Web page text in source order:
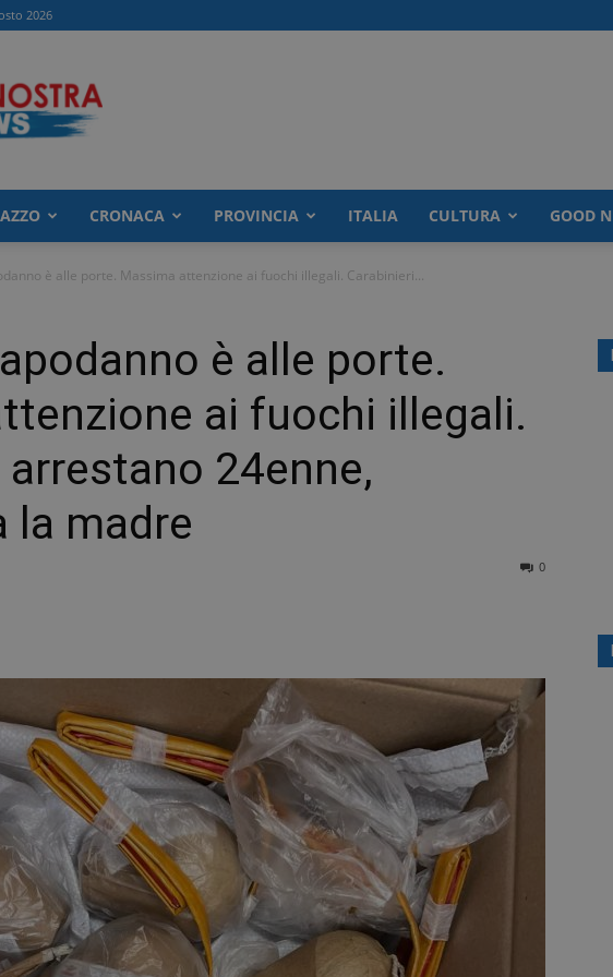
2026
CRONACA PROVINCIA ITALIA CULTURA GOOD
è alle porte. Massima attenzione ai fuochi illegali. Carabinieri...
è alle porte.
ai fuochi illegali.
24enne,
la madre
0